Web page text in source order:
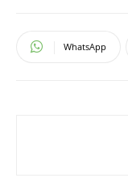
WhatsApp